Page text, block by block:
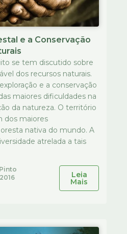
e a Conservação
se tem discutido sobre
dos recursos naturais.
e a conservação
maiores dificuldades na
da natureza. O território
dos maiores
nativa do mundo. A
atrelada a tais
Leia
Mais